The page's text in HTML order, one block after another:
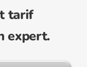
tarif
expert.